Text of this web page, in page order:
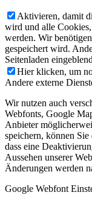
Aktivieren, damit
wird und alle
werden. Wir
gespeichert wird.
Seitenladen
Hier klicken, um
Andere externe
Wir nutzen auch
Webfonts, Google
Anbieter
speichern, können
dass eine
Aussehen unserer
Änderungen werden
Google Webfont